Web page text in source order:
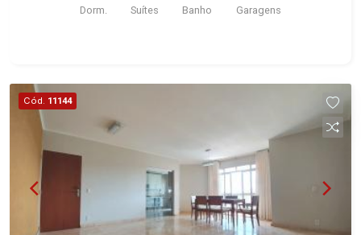
Dorm. Suítes Banho Garagens
Cód. 11144